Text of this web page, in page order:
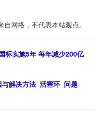
网络，不代表本站观点。
标实施5年 每年减少200亿
解决方法_活塞环_问题_